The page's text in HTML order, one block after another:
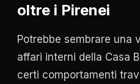
oltre i Pirenei
Potrebbe sembrare una
affari interni della Casa
certi comportamenti